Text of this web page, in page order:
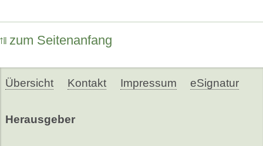
zum Seitenanfang
Übersicht Kontakt Impressum eSignatur
Herausgeber